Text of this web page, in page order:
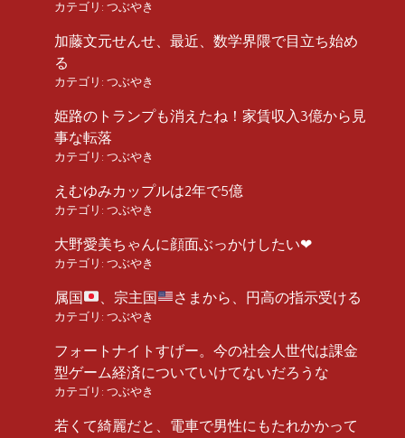
カテゴリ: つぶやき
加藤文元せんせ、最近、数学界隈で目立ち始め
る
カテゴリ: つぶやき
姫路のトランプも消えたね！家賃収入3億から見
事な転落
カテゴリ: つぶやき
えむゆみカップルは2年で5億
カテゴリ: つぶやき
大野愛美ちゃんに顔面ぶっかけしたい❤︎
カテゴリ: つぶやき
属国 、宗主国 さまから、円高の指示受ける
カテゴリ: つぶやき
フォートナイトすげー。今の社会人世代は課金
型ゲーム経済についていけてないだろうな
カテゴリ: つぶやき
若くて綺麗だと、電車で男性にもたれかかって